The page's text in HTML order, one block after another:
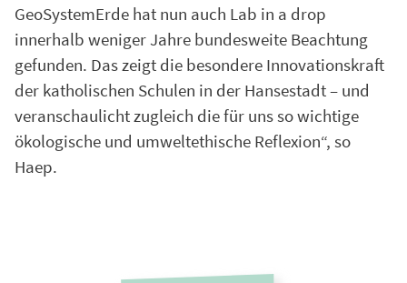
GeoSystemErde hat nun auch Lab in a drop
innerhalb weniger Jahre bundesweite Beachtung
gefunden. Das zeigt die besondere Innovationskraft
der katholischen Schulen in der Hansestadt – und
veranschaulicht zugleich die für uns so wichtige
ökologische und umweltethische Reflexion“, so
Haep.